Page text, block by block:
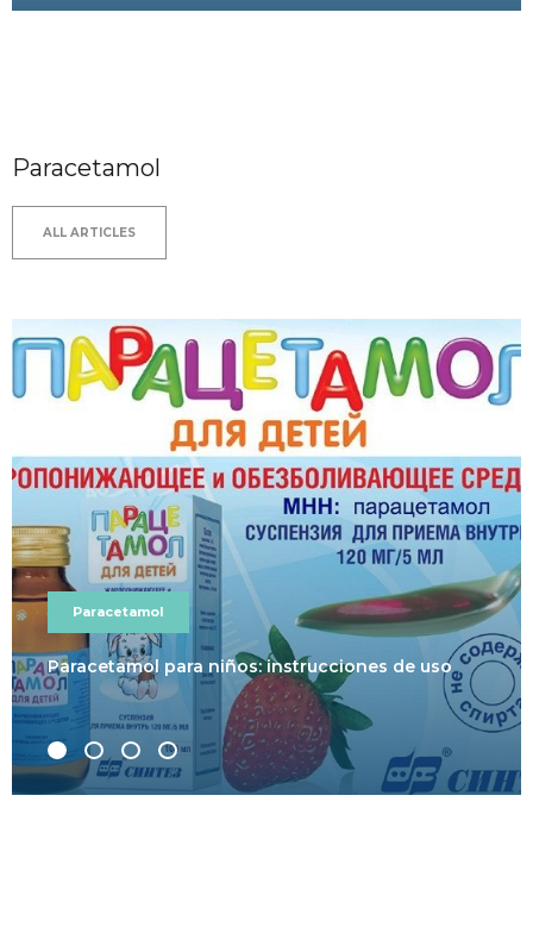
Paracetamol
ALL ARTICLES
Paracetamol
Paracetamol para niños: instrucciones de uso